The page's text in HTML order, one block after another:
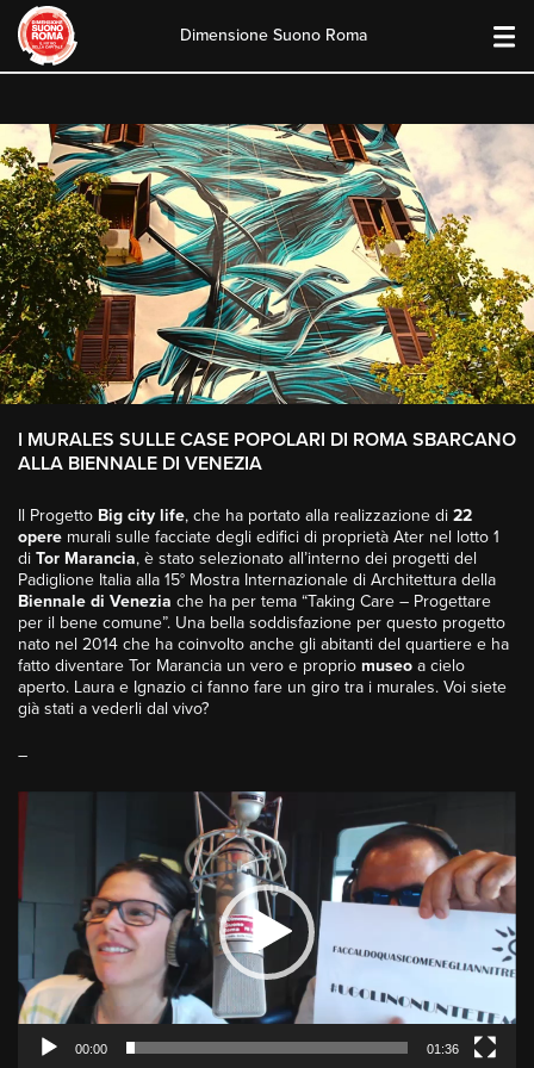
content
Dimensione Suono Roma
I MURALES SULLE CASE POPOLARI DI ROMA SBARCANO
ALLA BIENNALE DI VENEZIA
Il Progetto Big city life, che ha portato alla realizzazione di 22
opere murali sulle facciate degli edifici di proprietà Ater nel lotto 1
di Tor Marancia, è stato selezionato all’interno dei progetti del
Padiglione Italia alla 15° Mostra Internazionale di Architettura della
Biennale di Venezia che ha per tema “Taking Care – Progettare
per il bene comune”. Una bella soddisfazione per questo progetto
nato nel 2014 che ha coinvolto anche gli abitanti del quartiere e ha
fatto diventare Tor Marancia un vero e proprio museo a cielo
aperto. Laura e Ignazio ci fanno fare un giro tra i murales. Voi siete
già stati a vederli dal vivo?
–
00:00 01:36